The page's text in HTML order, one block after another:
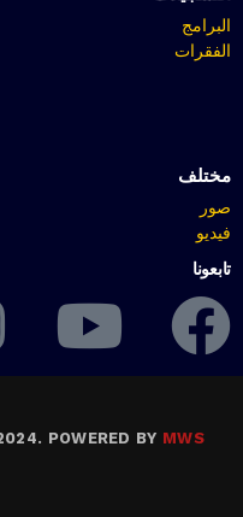
البرامج
الفقرات
مختلف
صور
فيديو
تابعونا
POWERED BY MWS